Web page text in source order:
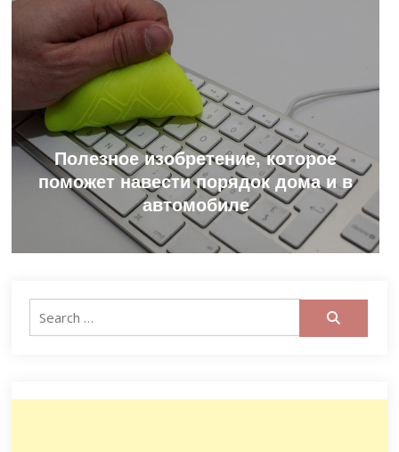
Полезное изобретение, которое
поможет навести порядок дома и в
автомобиле
Search